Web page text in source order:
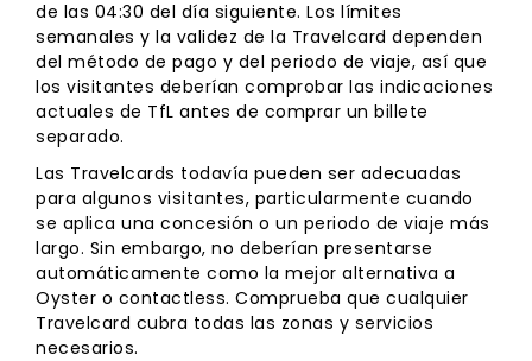
de las 04:30 del día siguiente. Los límites
semanales y la validez de la Travelcard dependen
del método de pago y del periodo de viaje, así que
los visitantes deberían comprobar las indicaciones
actuales de TfL antes de comprar un billete
separado.
Las Travelcards todavía pueden ser adecuadas
para algunos visitantes, particularmente cuando
se aplica una concesión o un periodo de viaje más
largo. Sin embargo, no deberían presentarse
automáticamente como la mejor alternativa a
Oyster o contactless. Comprueba que cualquier
Travelcard cubra todas las zonas y servicios
necesarios.